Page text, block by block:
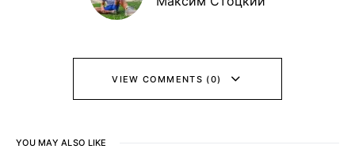
VIEW COMMENTS (0)
YOU MAY ALSO LIKE